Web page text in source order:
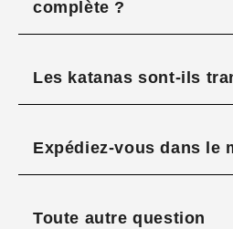
complète ?
Les katanas sont-ils
Expédiez-vous dans le
Toute autre question